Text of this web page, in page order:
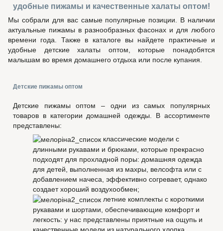
удобные пижамы и качественные халаты оптом!
Мы собрали для вас самые популярные позиции. В наличии
актуальные пижамы в разнообразных фасонах и для любого
времени года. Также в каталоге вы найдете практичные и
удобные детские халаты оптом, которые понадобятся
малышам во время домашнего отдыха или после купания.
Детские пижамы оптом
Детские пижамы оптом – одни из самых популярных
товаров в категории домашней одежды. В ассортименте
представлены:
классические модели с
длинными рукавами и брюками, которые прекрасно
подходят для прохладной поры: домашняя одежда
для детей, выполненная из махры, велсофта или с
добавлением начеса, эффективно согревает, однако
создает хороший воздухообмен;
летние комплекты с короткими
рукавами и шортами, обеспечивающие комфорт и
легкость: у нас представлены приятные на ощупь и